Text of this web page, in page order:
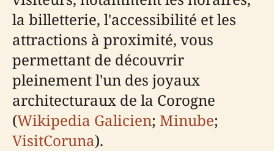
la billetterie, l'accessibilité et les
attractions à proximité, vous
permettant de découvrir
pleinement l'un des joyaux
architecturaux de la Corogne
(Wikipedia Galicien; Minube;
VisitCoruna).